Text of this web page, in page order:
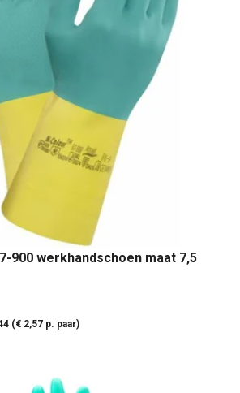
900 werkhandschoen maat 7,5
(€ 2,57 p. paar)